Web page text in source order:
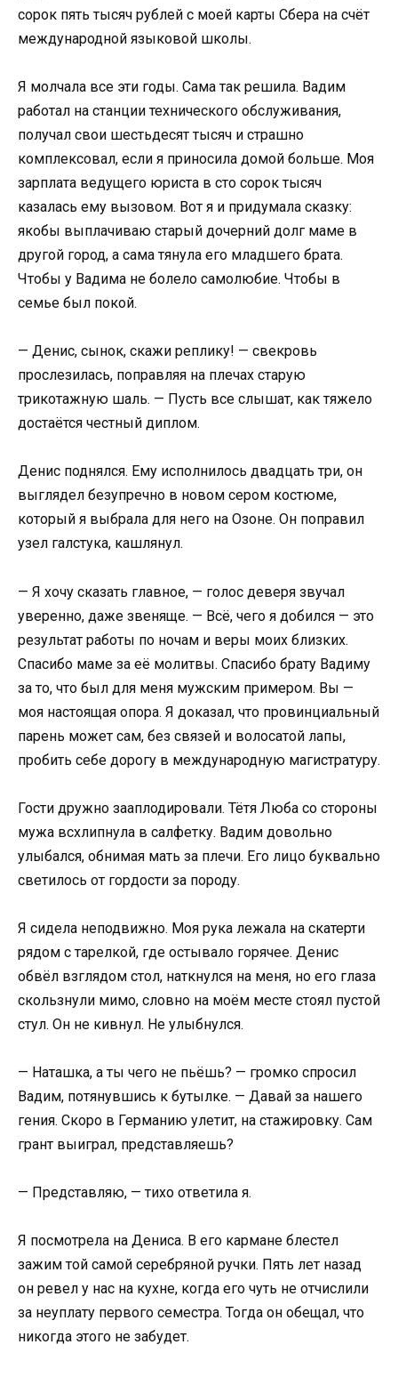
сорок пять тысяч рублей с моей карты Сбера на счёт
международной языковой школы.
Я молчала все эти годы. Сама так решила. Вадим
работал на станции технического обслуживания,
получал свои шестьдесят тысяч и страшно
комплексовал, если я приносила домой больше. Моя
зарплата ведущего юриста в сто сорок тысяч
казалась ему вызовом. Вот я и придумала сказку:
якобы выплачиваю старый дочерний долг маме в
другой город, а сама тянула его младшего брата.
Чтобы у Вадима не болело самолюбие. Чтобы в
семье был покой.
— Денис, сынок, скажи реплику! — свекровь
прослезилась, поправляя на плечах старую
трикотажную шаль. — Пусть все слышат, как тяжело
достаётся честный диплом.
Денис поднялся. Ему исполнилось двадцать три, он
выглядел безупречно в новом сером костюме,
который я выбрала для него на Озоне. Он поправил
узел галстука, кашлянул.
— Я хочу сказать главное, — голос деверя звучал
уверенно, даже звеняще. — Всё, чего я добился — это
результат работы по ночам и веры моих близких.
Спасибо маме за её молитвы. Спасибо брату Вадиму
за то, что был для меня мужским примером. Вы —
моя настоящая опора. Я доказал, что провинциальный
парень может сам, без связей и волосатой лапы,
пробить себе дорогу в международную магистратуру.
Гости дружно зааплодировали. Тётя Люба со стороны
мужа всхлипнула в салфетку. Вадим довольно
улыбался, обнимая мать за плечи. Его лицо буквально
светилось от гордости за породу.
Я сидела неподвижно. Моя рука лежала на скатерти
рядом с тарелкой, где остывало горячее. Денис
обвёл взглядом стол, наткнулся на меня, но его глаза
скользнули мимо, словно на моём месте стоял пустой
стул. Он не кивнул. Не улыбнулся.
— Наташка, а ты чего не пьёшь? — громко спросил
Вадим, потянувшись к бутылке. — Давай за нашего
гения. Скоро в Германию улетит, на стажировку. Сам
грант выиграл, представляешь?
— Представляю, — тихо ответила я.
Я посмотрела на Дениса. В его кармане блестел
зажим той самой серебряной ручки. Пять лет назад
он ревел у нас на кухне, когда его чуть не отчислили
за неуплату первого семестра. Тогда он обещал, что
никогда этого не забудет.